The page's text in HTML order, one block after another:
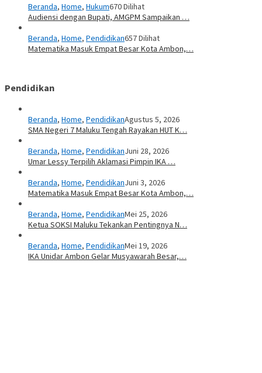
Beranda, Home, Hukum670 Dilihat
Audiensi dengan Bupati, AMGPM Sampaikan …
Beranda, Home, Pendidikan657 Dilihat
Matematika Masuk Empat Besar Kota Ambon,…
Pendidikan
Beranda, Home, PendidikanAgustus 5, 2026
SMA Negeri 7 Maluku Tengah Rayakan HUT K…
Beranda, Home, PendidikanJuni 28, 2026
Umar Lessy Terpilih Aklamasi Pimpin IKA …
Beranda, Home, PendidikanJuni 3, 2026
Matematika Masuk Empat Besar Kota Ambon,…
Beranda, Home, PendidikanMei 25, 2026
Ketua SOKSI Maluku Tekankan Pentingnya N…
Beranda, Home, PendidikanMei 19, 2026
IKA Unidar Ambon Gelar Musyawarah Besar,…